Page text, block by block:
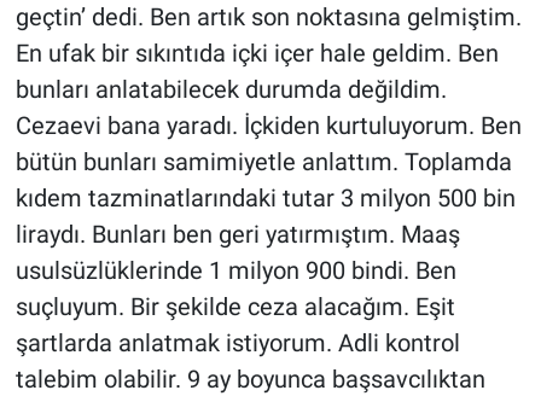
geçtin’ dedi. Ben artık son noktasına gelmiştim.
En ufak bir sıkıntıda içki içer hale geldim. Ben
bunları anlatabilecek durumda değildim.
Cezaevi bana yaradı. İçkiden kurtuluyorum. Ben
bütün bunları samimiyetle anlattım. Toplamda
kıdem tazminatlarındaki tutar 3 milyon 500 bin
liraydı. Bunları ben geri yatırmıştım. Maaş
usulsüzlüklerinde 1 milyon 900 bindi. Ben
suçluyum. Bir şekilde ceza alacağım. Eşit
şartlarda anlatmak istiyorum. Adli kontrol
talebim olabilir. 9 ay boyunca başsavcılıktan